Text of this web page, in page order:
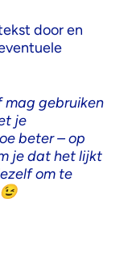
door en
gebruiken
je
beter – op
je dat het lijkt
om te
😉